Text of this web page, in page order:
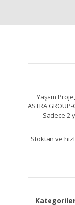
Yaşam
ASTRA
Sadece 2
Stoktan ve
Kategoriler